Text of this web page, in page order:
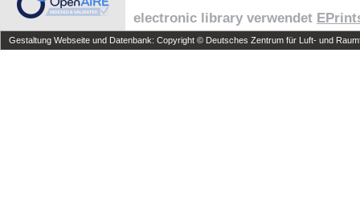
electronic library verwendet
Gestaltung Webseite und Datenbank: Copyright © Deutsches Zentrum für Luft- und